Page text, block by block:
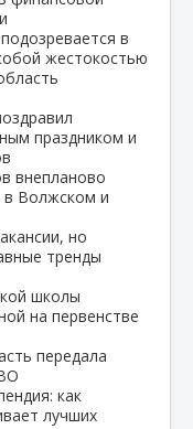
в
жестокостью
праздником и
внепланово
в Волжском и
но
тренды
школы
на первенстве
передала
как
лучших